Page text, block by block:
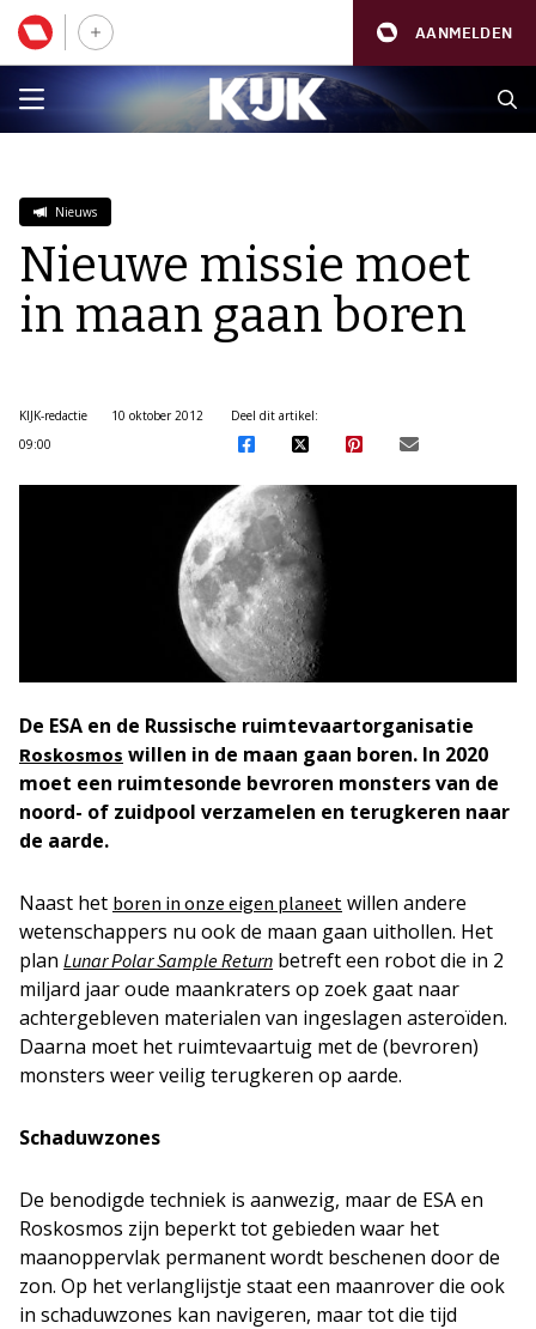
AANMELDEN
Nieuws
Nieuwe missie moet
in maan gaan boren
KIJK-redactie
10 oktober 2012
09:00
Deel dit artikel:
De ESA en de Russische ruimtevaartorganisatie
Roskosmos willen in de maan gaan boren. In 2020
moet een ruimtesonde bevroren monsters van de
noord- of zuidpool verzamelen en terugkeren naar
de aarde.
Naast het boren in onze eigen planeet willen andere
wetenschappers nu ook de maan gaan uithollen. Het
plan Lunar Polar Sample Return betreft een robot die in 2
miljard jaar oude maankraters op zoek gaat naar
achtergebleven materialen van ingeslagen asteroïden.
Daarna moet het ruimtevaartuig met de (bevroren)
monsters weer veilig terugkeren op aarde.
Schaduwzones
De benodigde techniek is aanwezig, maar de ESA en
Roskosmos zijn beperkt tot gebieden waar het
maanoppervlak permanent wordt beschenen door de
zon. Op het verlanglijstje staat een maanrover die ook
in schaduwzones kan navigeren, maar tot die tijd